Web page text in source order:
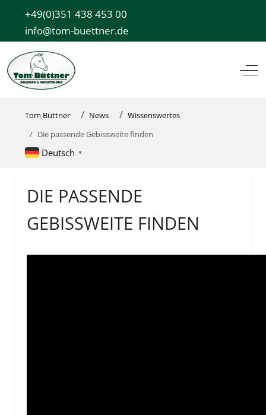
+49(0)351 438 453 00
info@tom-buettner.de
Tom Büttner News
Wissenswertes
Die passende Gebissweite finden
Deutsch ▼
DIE PASSENDE
GEBISSWEITE FINDEN